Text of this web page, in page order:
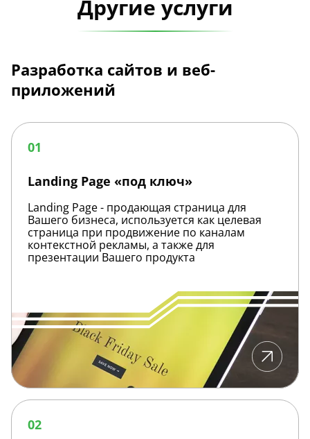
Другие услуги
Разработка сайтов и веб-
приложений
Landing
Page
«под01
Landing Page «под ключ»
Landing Page - продающая страница для
Вашего бизнеса, используется как целевая
страница при продвижение по каналам
контекстной рекламы, а также для
презентации Вашего продукта
Корпоративный
сайт
«под02